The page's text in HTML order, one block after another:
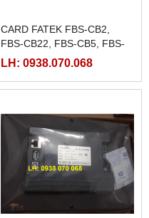
CARD FATEK FBS-CB2,
FBS-CB22, FBS-CB5, FBS-
CB25, FBS-CB55
LH: 0938.070.068